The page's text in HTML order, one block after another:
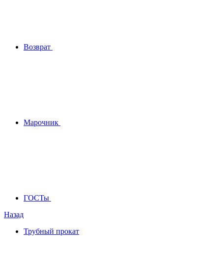
Возврат
Марочник
ГОСТы
Назад
Трубный прокат